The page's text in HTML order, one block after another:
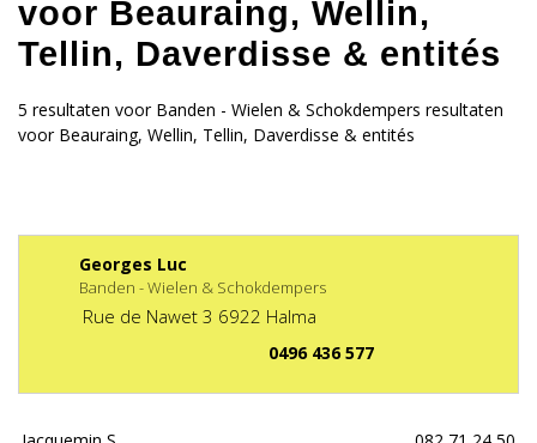
voor Beauraing, Wellin,
Tellin, Daverdisse & entités
5 resultaten voor Banden - Wielen & Schokdempers resultaten
voor Beauraing, Wellin, Tellin, Daverdisse & entités
Georges Luc
Banden - Wielen & Schokdempers
Rue de Nawet 3 6922 Halma
0496 436 577